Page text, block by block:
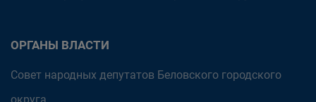
ОРГАНЫ ВЛАСТИ
Совет народных депутатов Беловского городского